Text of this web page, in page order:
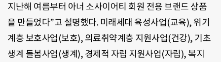
지난해 여름부터 아너 소사이어티 회원 전용 브랜드 상품
을 만들었다”고 설명했다. 미래세대 육성사업(교육), 위기
계층 보호사업(보호), 의료취약계층 지원사업(건강), 기초
생계 돌봄사업(생계), 경제적 자립 지원사업(자립), 복지